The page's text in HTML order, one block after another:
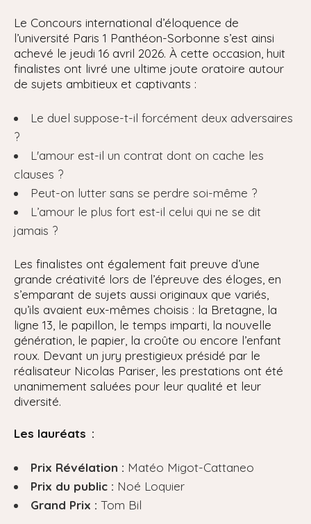
Le Concours international d’éloquence de
l’université Paris 1 Panthéon-Sorbonne s’est ainsi
achevé le jeudi 16 avril 2026. À cette occasion, huit
finalistes ont livré une ultime joute oratoire autour
de sujets ambitieux et captivants :
Le duel suppose-t-il forcément deux adversaires
?
L'amour est-il un contrat dont on cache les
clauses ?
Peut-on lutter sans se perdre soi-même ?
L’amour le plus fort est-il celui qui ne se dit
jamais ?
Les finalistes ont également fait preuve d’une
grande créativité lors de l’épreuve des éloges, en
s’emparant de sujets aussi originaux que variés,
qu’ils avaient eux-mêmes choisis : la Bretagne, la
ligne 13, le papillon, le temps imparti, la nouvelle
génération, le papier, la croûte ou encore l’enfant
roux. Devant un jury prestigieux présidé par le
réalisateur Nicolas Pariser, les prestations ont été
unanimement saluées pour leur qualité et leur
diversité.
Les lauréats :
Prix Révélation : Matéo Migot-Cattaneo
Prix du public : Noé Loquier
Grand Prix : Tom Bil